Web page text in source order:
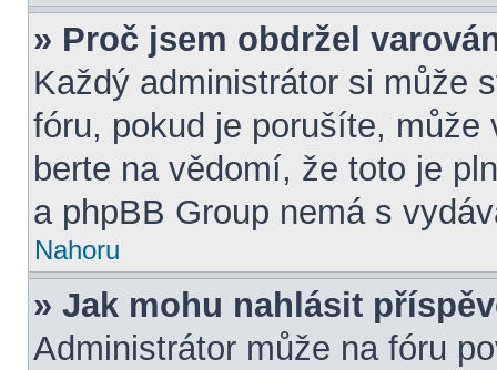
» Proč jsem obdržel
Každý administrátor si může
fóru, pokud je porušíte,
berte na vědomí, že toto je
a phpBB Group nemá s
Nahoru
» Jak mohu nahlásit
Administrátor může na fóru